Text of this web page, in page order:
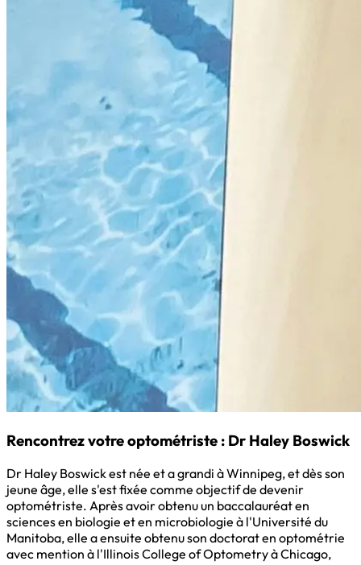
Rencontrez votre optométriste : Dr Haley Boswick
Dr Haley Boswick est née et a grandi à Winnipeg, et dès son
jeune âge, elle s'est fixée comme objectif de devenir
optométriste. Après avoir obtenu un baccalauréat en
sciences en biologie et en microbiologie à l'Université du
Manitoba, elle a ensuite obtenu son doctorat en optométrie
avec mention à l'Illinois College of Optometry à Chicago,